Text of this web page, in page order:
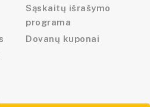
Sąskaitų išrašymo
programa
Dovanų kuponai